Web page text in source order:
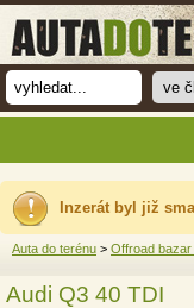
Inzerát byl již
Auta do terénu > Offroad bazar
Audi Q3 40 TDI